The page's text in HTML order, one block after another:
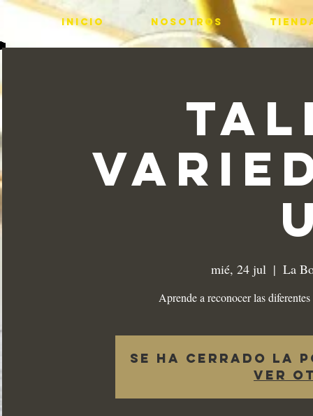
INICIO Nosotros
mié, 24 jul
  |
La
Aprende a reconocer las
Se ha cerrado la
Ver